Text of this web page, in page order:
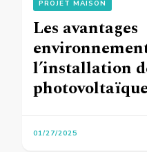
PROJET MAISON
Les avantages
l’installation
01/27/2025